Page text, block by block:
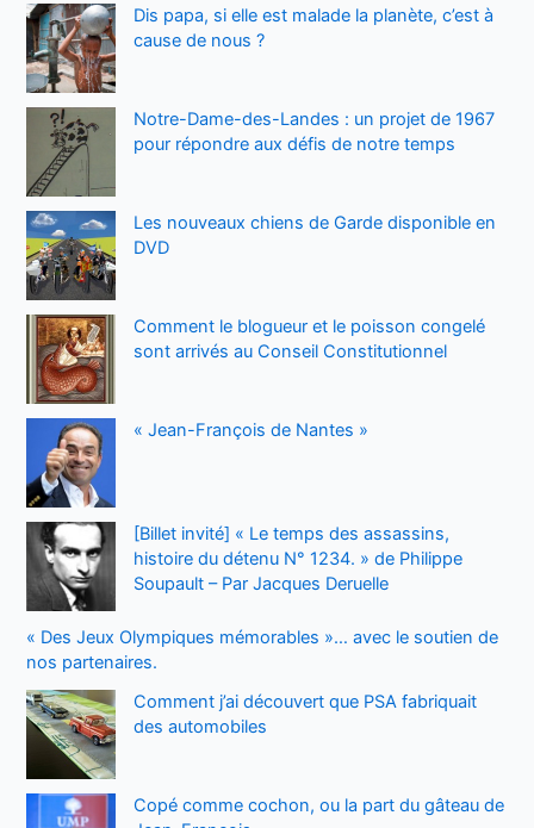
Dis papa, si elle est malade la planète, c’est à
cause de nous ?
Notre-Dame-des-Landes : un projet de 1967
pour répondre aux défis de notre temps
Les nouveaux chiens de Garde disponible en
DVD
Comment le blogueur et le poisson congelé
sont arrivés au Conseil Constitutionnel
« Jean-François de Nantes »
[Billet invité] « Le temps des assassins,
histoire du détenu N° 1234. » de Philippe
Soupault – Par Jacques Deruelle
« Des Jeux Olympiques mémorables »… avec le soutien de
nos partenaires.
Comment j’ai découvert que PSA fabriquait
des automobiles
Copé comme cochon, ou la part du gâteau de